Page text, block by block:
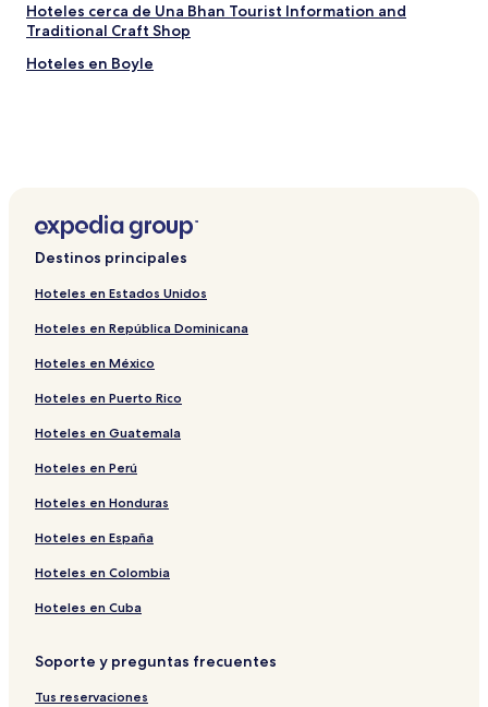
Hoteles cerca de Una Bhan Tourist Information and
Traditional Craft Shop
Hoteles en Boyle
Destinos principales
Hoteles en Estados Unidos
Hoteles en República Dominicana
Hoteles en México
Hoteles en Puerto Rico
Hoteles en Guatemala
Hoteles en Perú
Hoteles en Honduras
Hoteles en España
Hoteles en Colombia
Hoteles en Cuba
Soporte y preguntas frecuentes
Tus reservaciones